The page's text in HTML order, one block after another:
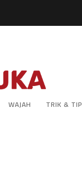
WAJAH TRIK & TIP